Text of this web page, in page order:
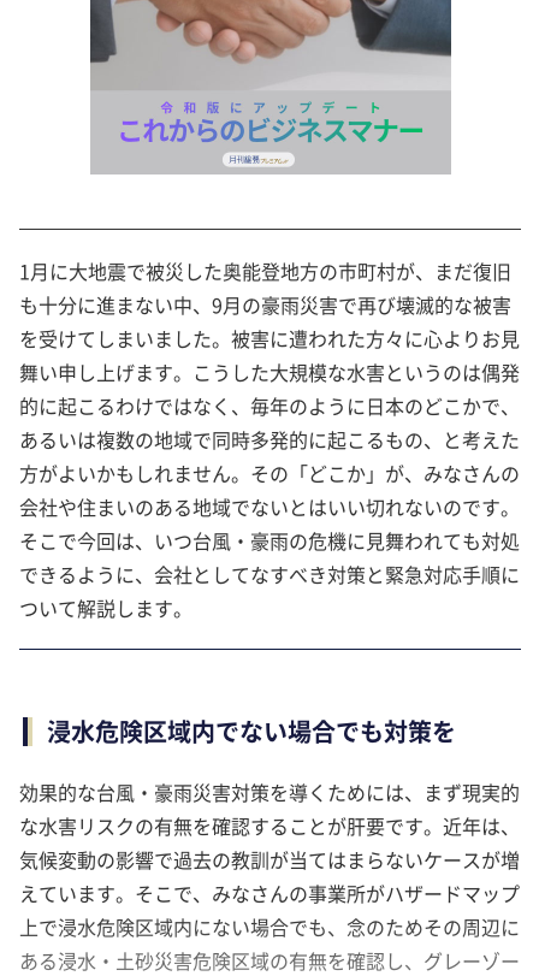
1月に大地震で被災した奥能登地方の市町村が、まだ復旧
も十分に進まない中、9月の豪雨災害で再び壊滅的な被害
を受けてしまいました。被害に遭われた方々に心よりお見
舞い申し上げます。こうした大規模な水害というのは偶発
的に起こるわけではなく、毎年のように日本のどこかで、
あるいは複数の地域で同時多発的に起こるもの、と考えた
方がよいかもしれません。その「どこか」が、みなさんの
会社や住まいのある地域でないとはいい切れないのです。
そこで今回は、いつ台風・豪雨の危機に見舞われても対処
できるように、会社としてなすべき対策と緊急対応手順に
ついて解説します。
浸水危険区域内でない場合でも対策を
効果的な台風・豪雨災害対策を導くためには、まず現実的
な水害リスクの有無を確認することが肝要です。近年は、
気候変動の影響で過去の教訓が当てはまらないケースが増
えています。そこで、みなさんの事業所がハザードマップ
上で浸水危険区域内にない場合でも、念のためその周辺に
ある浸水・土砂災害危険区域の有無を確認し、グレーゾー